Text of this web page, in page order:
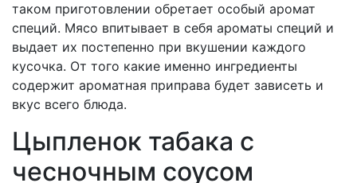
таком приготовлении обретает особый аромат
специй. Мясо впитывает в себя ароматы специй и
выдает их постепенно при вкушении каждого
кусочка. От того какие именно ингредиенты
содержит ароматная приправа будет зависеть и
вкус всего блюда.
Цыпленок табака с
чесночным соусом